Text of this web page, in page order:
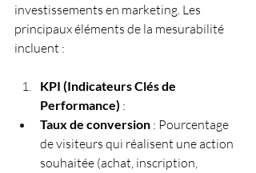
investissements en marketing. Les
principaux éléments de la mesurabilité
incluent :
KPI (Indicateurs Clés de
Performance) :
Taux de conversion : Pourcentage
de visiteurs qui réalisent une action
souhaitée (achat, inscription,